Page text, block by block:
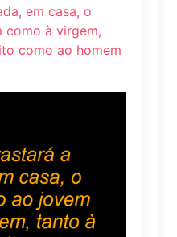
em casa, o
como à virgem,
como ao homem